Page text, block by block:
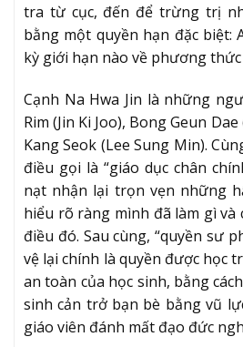
tra từ cục, đến để trừng trị
bằng một quyền hạn đặc biệt:
kỳ giới hạn nào về phương thức
Cạnh Na Hwa Jin là những
Rim (Jin Ki Joo), Bong Geun
Kang Seok (Lee Sung Min).
điều gọi là “giáo dục chân
nạt nhận lại trọn vẹn những
hiểu rõ ràng mình đã làm gì và
điều đó. Sau cùng, “quyền sư
vệ lại chính là quyền được học
an toàn của học sinh, bằng
sinh cản trở bạn bè bằng vũ
giáo viên đánh mất đạo đức